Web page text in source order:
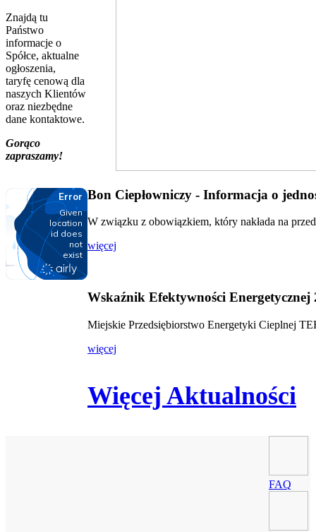
Znajdą tu
Państwo
informacje o
Spółce, aktualne
ogłoszenia,
taryfę cenową dla
naszych Klientów
oraz niezbędne
dane kontaktowe.
Gorąco
zapraszamy!
Bon Ciepłowniczy - Informacja o
W związku z obowiązkiem, który nakłada na
więcej
Wskaźnik Efektywności Energetycznej
Miejskie Przedsiębiorstwo Energetyki Cieplnej
więcej
Więcej Aktualności
FAQ